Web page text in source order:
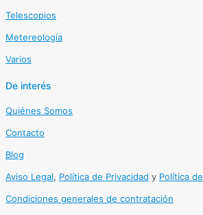
Telescopios
Metereología
Varios
De interés
Quiénes Somos
Contacto
Blog
Aviso Legal, Política de Privacidad y Política
Condiciones generales de contratación